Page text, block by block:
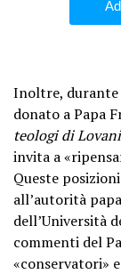
Inoltre, durante
donato a Papa
teologi di
invita a
Queste
all’autorità
dell’Università
commenti del
«conservatori»